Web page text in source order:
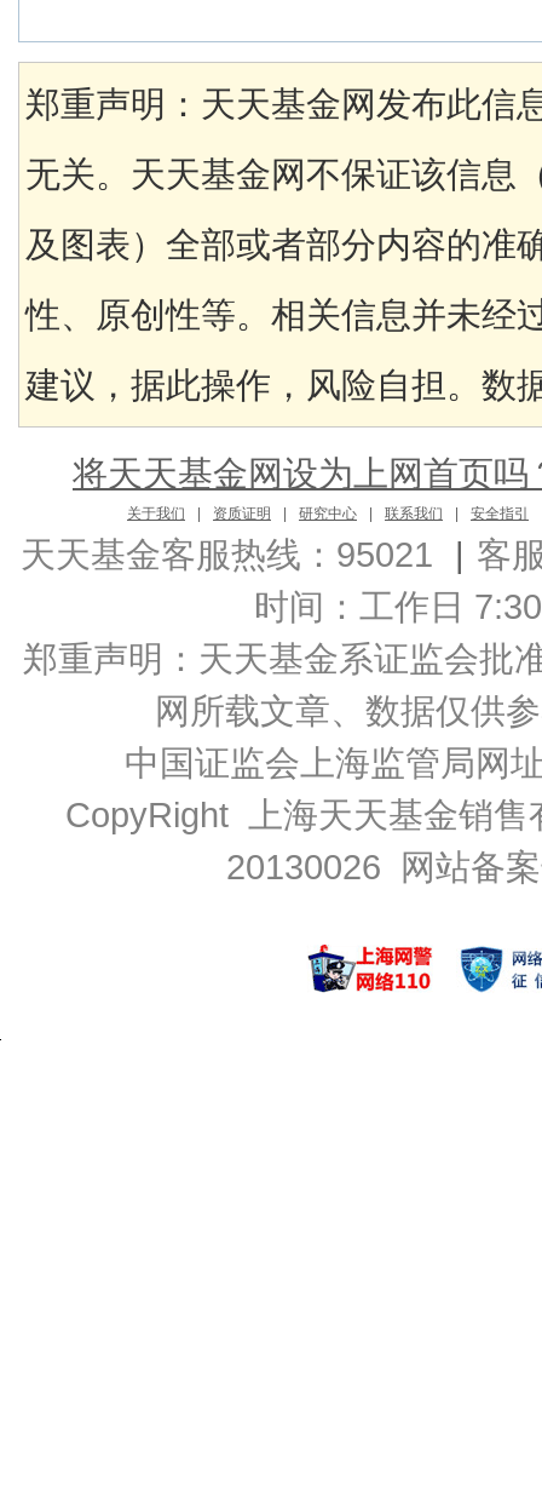
郑重声明：天天基金网发布此信
无关。天天基金网不保证该信息
及图表）全部或者部分内容的准
性、原创性等。相关信息并未经
建议，据此操作，风险自担。数
将天天基金网设为上网首页吗
关于我们 资质证明 研究中心 联系我们 安全指引
天天基金客服热线：95021 | 客
时间：工作日
郑重声明： 天天基金系证监会批
网所载文章、数据仅供
中国证监会上海监管局网
CopyRight 上海天天基金销
20130026 网站备